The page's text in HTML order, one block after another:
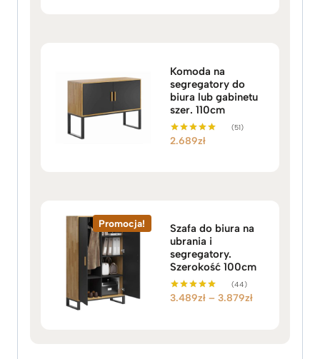
Komoda na
segregatory do
biura lub gabinetu
szer. 110cm
Oceniono
(51)
2.689zł
Promocja!
Szafa do biura na
ubrania i
segregatory.
Szerokość 100cm
Oceniono
(44)
3.489zł – 3.879złZ